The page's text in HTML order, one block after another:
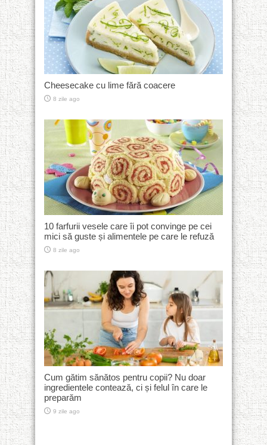
Cheesecake cu lime fără coacere
8 zile ago
10 farfurii vesele care îi pot convinge pe cei
mici să guste și alimentele pe care le refuză
8 zile ago
Cum gătim sănătos pentru copii? Nu doar
ingredientele contează, ci și felul în care le
preparăm
9 zile ago